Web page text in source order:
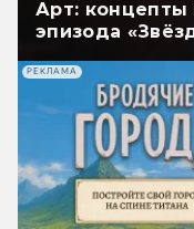
Арт: концепты
эпизода
РЕКЛАМА